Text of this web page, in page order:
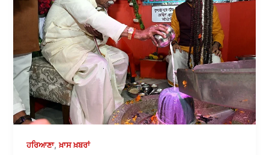
ਹਰਿਆਣਾ,ਖ਼ਾਸ ਖ਼ਬਰਾਂ